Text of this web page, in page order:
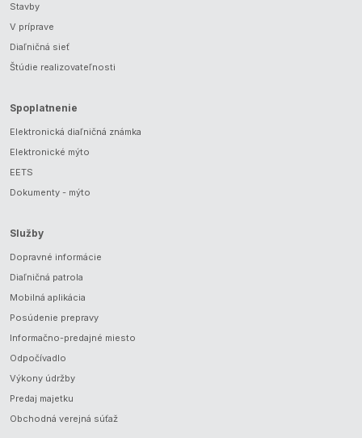
Stavby
V príprave
Diaľničná sieť
Štúdie realizovateľnosti
Spoplatnenie
Elektronická diaľničná známka
Elektronické mýto
EETS
Dokumenty - mýto
Služby
Dopravné informácie
Diaľničná patrola
Mobilná aplikácia
Posúdenie prepravy
Informačno-predajné miesto
Odpočívadlo
Výkony údržby
Predaj majetku
Obchodná verejná súťaž